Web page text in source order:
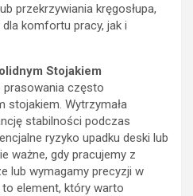
przekrzywiania kręgosłupa,
komfortu pracy, jak i
Stojakiem
prasowania często
stojakiem. Wytrzymała
stabilności podczas
ryzyko upadku deski lub
ważne, gdy pracujemy z
lub wymagamy precyzji w
element, który warto